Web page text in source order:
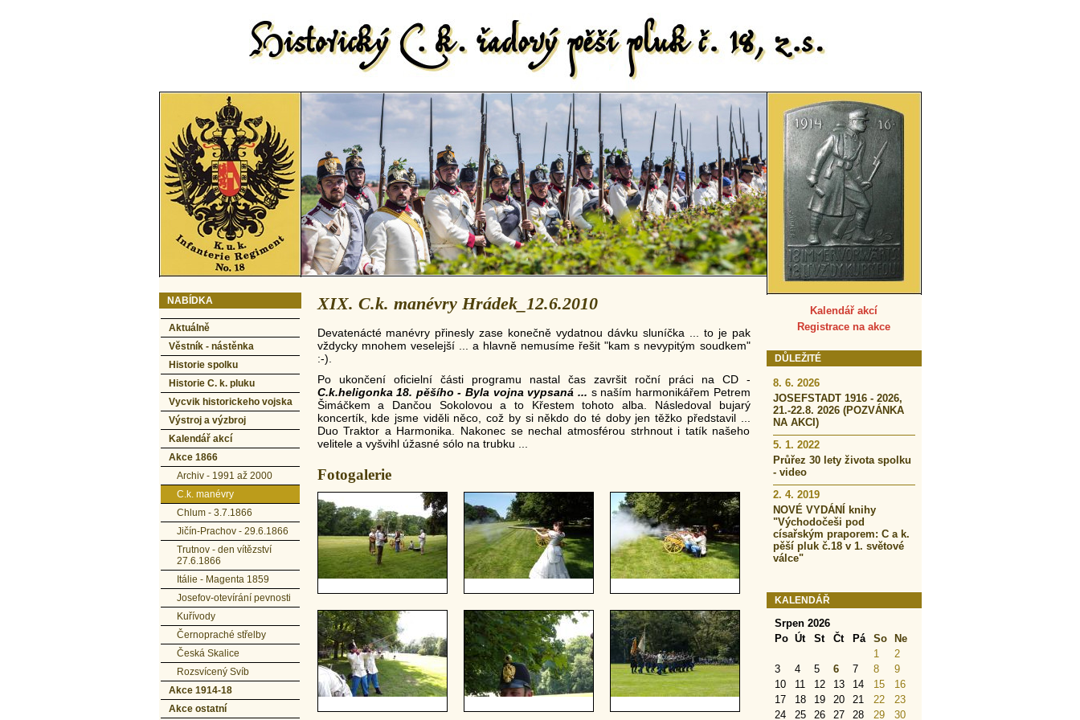
NABÍDKA
Aktuálně
Věstník - nástěnka
Historie spolku
Historie C. k. pluku
Vycvik historickeho vojska
Výstroj a výzbroj
Kalendář akcí
Akce 1866
Archiv - 1991 až 2000
C.k. manévry
Chlum - 3.7.1866
Jičín-Prachov - 29.6.1866
Trutnov - den vítězství
27.6.1866
Itálie - Magenta 1859
Josefov-otevírání pevnosti
Kuřívody
Černopraché střelby
Česká Skalice
Rozsvícený Svíb
Akce 1914-18
Akce ostatní
Kalendář akcí
Registrace na akce
DŮLEŽITÉ
8. 6. 2026
JOSEFSTADT 1916 - 2026,
21.-22.8. 2026 (POZVÁNKA
NA AKCI)
5. 1. 2022
Průřez 30 lety života spolku
- video
2. 4. 2019
NOVÉ VYDÁNÍ knihy
"Východočeši pod
císařským praporem: C a k.
pěší pluk č.18 v 1. světové
válce"
KALENDÁŘ
Srpen 2026
Po Út St Čt Pá So
Ne
1
2
3
4 5 6 7 8
9
10
11 12 13 14 15
16
17
18 19 20 21 22
23
24
25 26 27 28 29 30
XIX. C.k. manévry Hrádek_12.6.2010
Devatenácté manévry přinesly zase konečně vydatnou dávku sluníčka ... to je pak
vždycky mnohem veselejší ... a hlavně nemusíme řešit "kam s nevypitým soudkem"
:-).
Po ukončení oficielní části programu nastal čas završit roční práci na CD -
C.k.heligonka 18. pěšího - Byla vojna vypsaná ... s naším harmonikářem Petrem
Šimáčkem a Dančou Sokolovou a to Křestem tohoto alba. Následoval bujarý
koncertík, kde jsme viděli něco, což by si někdo do té doby jen těžko představil ...
Duo Traktor a Harmonika. Nakonec se nechal atmosférou strhnout i tatík našeho
velitele a vyšvihl úžasné sólo na trubku ...
Fotogalerie